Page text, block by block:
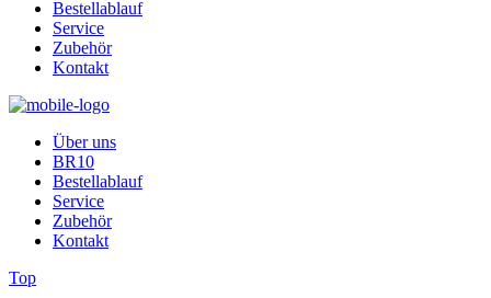
Bestellablauf
Service
Zubehör
Kontakt
Über uns
BR10
Bestellablauf
Service
Zubehör
Kontakt
Top